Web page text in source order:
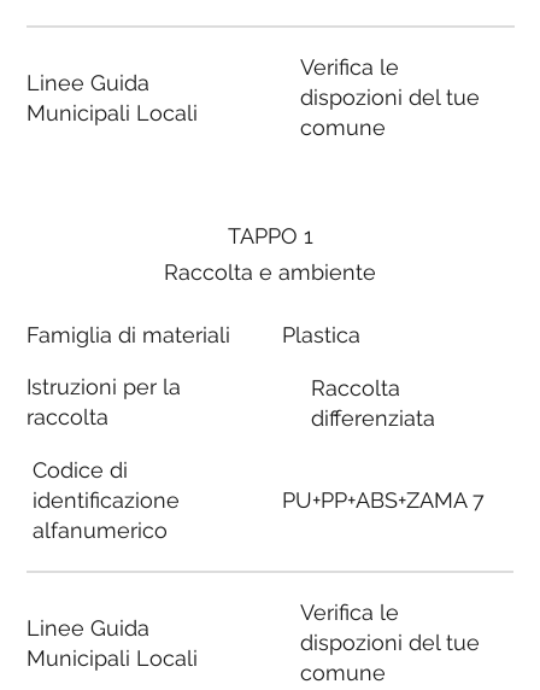
Linee Guida
Municipali Locali
Verifica le
dispozioni del tue
comune
TAPPO 1
Raccolta e ambiente
Famiglia di materiali
Istruzioni per la
raccolta
Codice di
identificazione
alfanumerico
Linee Guida
Municipali Locali
Plastica
Raccolta
differenziata
PU+PP+ABS+ZAMA 7
Verifica le
dispozioni del tue
comune